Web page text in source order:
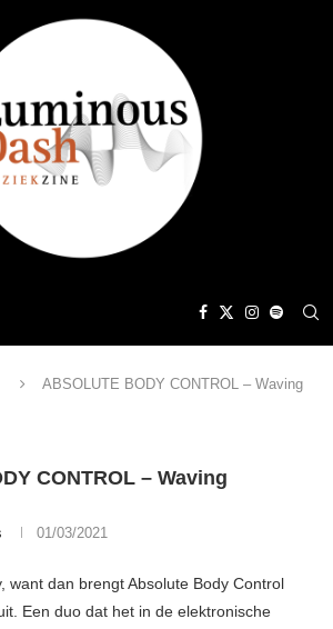
ABSOLUTE BODY CONTROL – Waving
CONTROL – Waving
01/03/2021
want dan brengt Absolute Body Control
Een duo dat het in de elektronische